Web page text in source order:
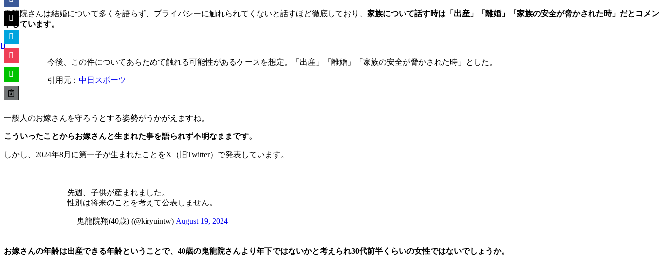
鬼龍院さんは結婚について多くを語らず、プライバシーに触れられてくないと話すほど徹底しており、 家族について話す時は「出産」「離婚」「家族の安全が脅かされた時」だとコメン
トしています。
今後、この件についてあらためて触れる可能性があるケースを想定。「出産」「離婚」「家族の安全が脅かされた時」とした。
引用元： 中日スポーツ
一般人のお嫁さんを守ろうとする姿勢がうかがえますね。
こういったことからお嫁さんと生まれた事を語られず不明なままです。
しかし、2024年8月に第一子が生まれたことをX（旧Twitter）で発表しています。
先週、子供が産まれました。
性別は将来のことを考えて公表しません。
— 鬼龍院翔(40歳) (@kiryuintw) August 19, 2024
お嫁さんの年齢は出産できる年齢ということで、40歳の鬼龍院さんより年下ではないかと考えられ30代前半くらいの女性ではないでしょうか。